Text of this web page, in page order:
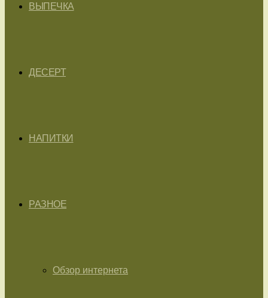
ВЫПЕЧКА
ДЕСЕРТ
НАПИТКИ
РАЗНОЕ
Обзор интернета